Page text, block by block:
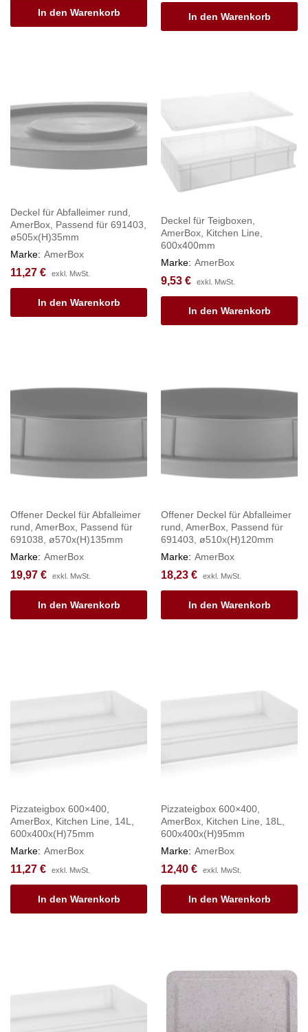
In den Warenkorb In den Warenkorb
Deckel für Abfalleimer rund,
AmerBox, Passend für 691403,
ø505x(H)35mm
Marke: AmerBox
11,27 € exkl. MwSt.
In den Warenkorb
Deckel für Teigboxen,
AmerBox, Kitchen Line,
600x400mm
Marke: AmerBox
9,53 € exkl. MwSt.
In den Warenkorb
Offener Deckel für Abfalleimer
rund, AmerBox, Passend für
691038, ø570x(H)135mm
Marke: AmerBox
19,97 € exkl. MwSt.
In den Warenkorb
Offener Deckel für Abfalleimer
rund, AmerBox, Passend für
691403, ø510x(H)120mm
Marke: AmerBox
18,23 € exkl. MwSt.
In den Warenkorb
Pizzateigbox 600×400,
AmerBox, Kitchen Line, 14L,
600x400x(H)75mm
Marke: AmerBox
11,27 € exkl. MwSt.
In den Warenkorb
Pizzateigbox 600×400,
AmerBox, Kitchen Line, 18L,
600x400x(H)95mm
Marke: AmerBox
12,40 € exkl. MwSt.
In den Warenkorb